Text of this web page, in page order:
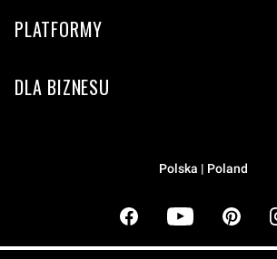
PLATFORMY
DLA BIZNESU
Polska | Poland